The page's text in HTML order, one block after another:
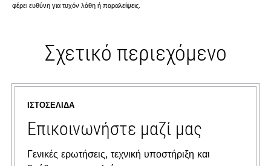
φέρει ευθύνη για τυχόν λάθη ή παραλείψεις.
Σχετικό περιεχόμενο
ΙΣΤΟΣΕΛΊΔΑ
Επικοινωνήστε μαζί μας
Γενικές ερωτήσεις, τεχνική υποστήριξη και